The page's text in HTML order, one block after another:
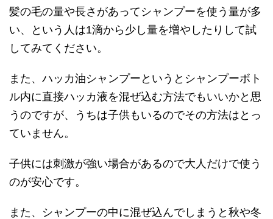
髪の毛の量や長さがあってシャンプーを使う量が多
い、という人は1滴から少し量を増やしたりして試
してみてください。
また、ハッカ油シャンプーというとシャンプーボト
ル内に直接ハッカ液を混ぜ込む方法でもいいかと思
うのですが、うちは子供もいるのでその方法はとっ
ていません。
子供には刺激が強い場合があるので大人だけで使う
のが安心です。
また、シャンプーの中に混ぜ込んでしまうと秋や冬